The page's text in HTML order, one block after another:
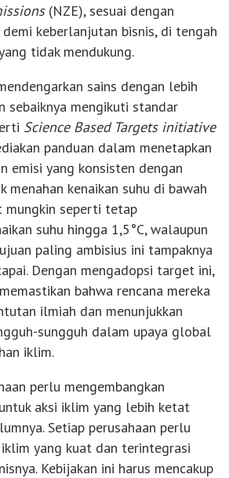
(NZE), sesuai dengan
keberlanjutan bisnis, di tengah
tidak mendukung.
sains dengan lebih
sebaiknya mengikuti standar
Science Based Targets initiative
panduan dalam menetapkan
emisi yang konsisten dengan
kenaikan suhu di bawah
mungkin seperti tetap
suhu hingga 1,5°C, walaupun
paling ambisius ini tampaknya
Dengan mengadopsi target ini,
bahwa rencana mereka
ilmiah dan menunjukkan
sungguh dalam upaya global
iklim.
perlu mengembangkan
aksi iklim yang lebih ketat
Setiap perusahaan perlu
yang kuat dan terintegrasi
Kebijakan ini harus mencakup